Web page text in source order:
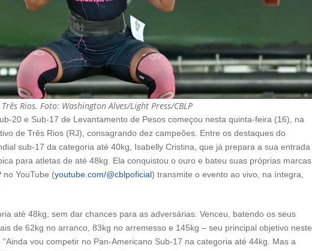
Rios. Foto: Washington Alves/Light Press/CBLP
20 e Sub-17 de Levantamento de Pesos começou nesta quinta-feira (16), na
de Três Rios (RJ), consagrando dez campeões. Entre os destaques do
sub-17 da categoria até 40kg, Isabelly Cristina, que já prepara a sua entrada
para atletas de até 48kg. Ela conquistou o ouro e bateu suas próprias marcas
no YouTube (youtube.com/@cblpoficial) transmite o evento ao vivo, na íntegra,
até 48kg, sem dar chances para as adversárias. Venceu, batendo os seus
de 62kg no arranco, 83kg no arremesso e 145kg – seu principal objetivo neste
vou competir no Pan-Americano Sub-17 na categoria até 44kg. Mas a